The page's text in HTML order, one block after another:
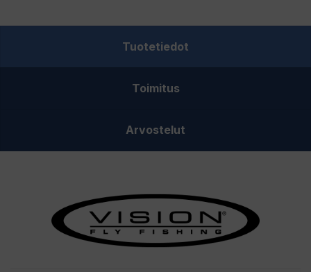
fluorocarbon
määrä
Tuotetiedot
Toimitus
Arvostelut